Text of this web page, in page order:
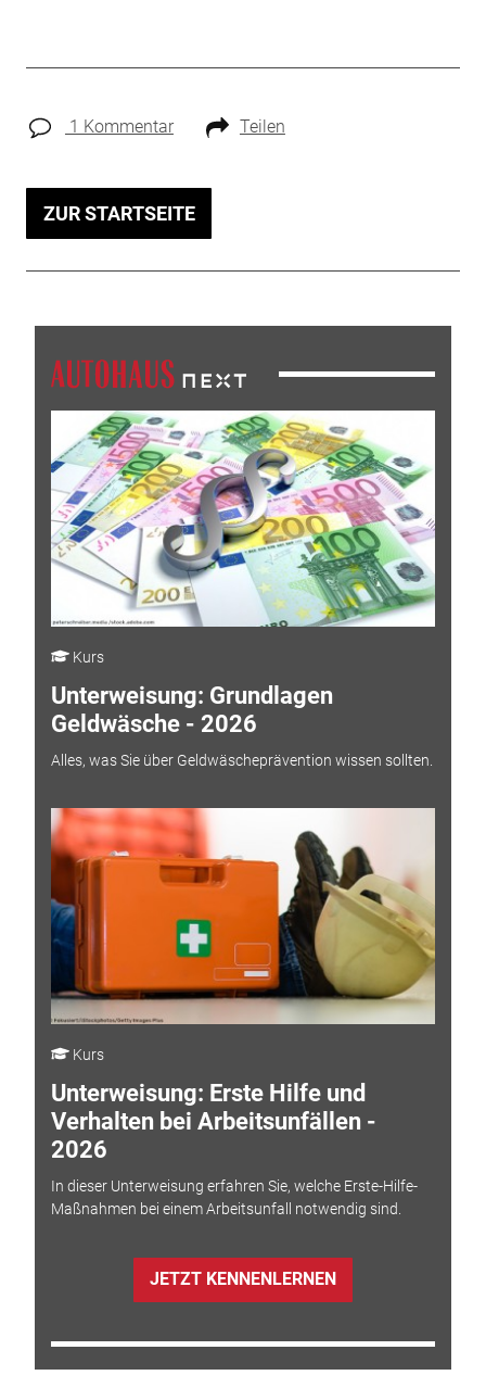
1 Kommentar Teilen
ZUR STARTSEITE
Kurs
Unterweisung: Grundlagen
Geldwäsche - 2026
Alles, was Sie über Geldwäscheprävention wissen sollten.
Kurs
Unterweisung: Erste Hilfe und
Verhalten bei Arbeitsunfällen -
2026
In dieser Unterweisung erfahren Sie, welche Erste-Hilfe-
Maßnahmen bei einem Arbeitsunfall notwendig sind.
JETZT KENNENLERNEN